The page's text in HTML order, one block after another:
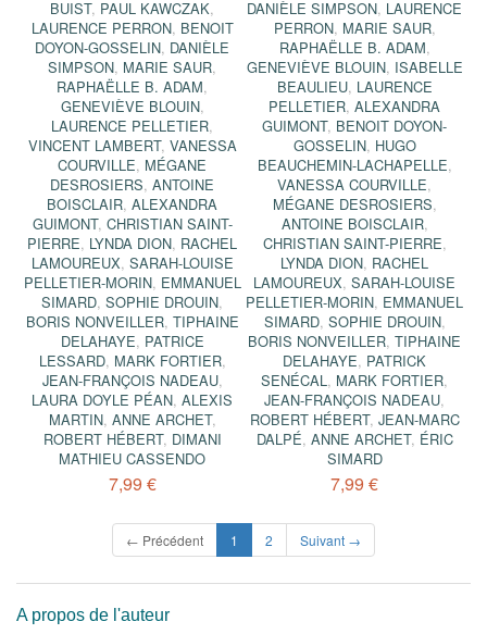
BUIST, PAUL KAWCZAK,
LAURENCE PERRON, BENOIT
DOYON-GOSSELIN, DANIÈLE
SIMPSON, MARIE SAUR,
RAPHAËLLE B. ADAM,
GENEVIÈVE BLOUIN,
LAURENCE PELLETIER,
VINCENT LAMBERT, VANESSA
COURVILLE, MÉGANE
DESROSIERS,ANTOINE
BOISCLAIR,ALEXANDRA
GUIMONT, CHRISTIAN SAINT-
PIERRE, LYNDA DION, RACHEL
LAMOUREUX, SARAH-LOUISE
PELLETIER-MORIN, EMMANUEL
SIMARD,SOPHIE DROUIN,
BORIS NONVEILLER, TIPHAINE
DELAHAYE, PATRICE
LESSARD, MARK FORTIER,
JEAN-FRANÇOIS NADEAU,
LAURA DOYLE PÉAN,ALEXIS
MARTIN, ANNE ARCHET,
ROBERT HÉBERT, DIMANI
MATHIEU CASSENDO
7,99 €
DANIÈLE SIMPSON, LAURENCE
PERRON, MARIE SAUR,
RAPHAËLLE B. ADAM,
GENEVIÈVE BLOUIN, ISABELLE
BEAULIEU, LAURENCE
PELLETIER,ALEXANDRA
GUIMONT, BENOIT DOYON-
GOSSELIN, HUGO
BEAUCHEMIN-LACHAPELLE,
VANESSA COURVILLE,
MÉGANE DESROSIERS,
ANTOINE BOISCLAIR,
CHRISTIAN SAINT-PIERRE,
LYNDA DION, RACHEL
LAMOUREUX,SARAH-LOUISE
PELLETIER-MORIN, EMMANUEL
SIMARD, SOPHIE DROUIN,
BORIS NONVEILLER,TIPHAINE
DELAHAYE, PATRICK
SENÉCAL, MARK FORTIER,
JEAN-FRANÇOIS NADEAU,
ROBERT HÉBERT, JEAN-MARC
DALPÉ, ANNE ARCHET, ÉRIC
SIMARD
7,99 €
← Précédent 1 (current)
2 Suivant →
A propos de l'auteur